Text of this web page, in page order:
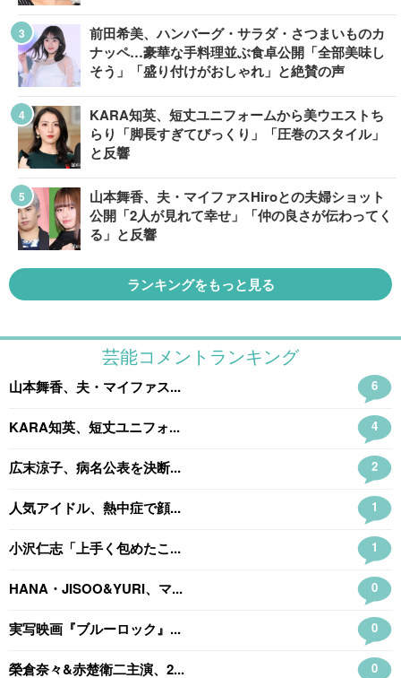
前田希美、ハンバーグ・サラダ・さつまいものカ
ナッペ…豪華な手料理並ぶ食卓公開「全部美味し
そう」「盛り付けがおしゃれ」と絶賛の声
KARA知英、短丈ユニフォームから美ウエストち
らり「脚長すぎてびっくり」「圧巻のスタイル」
と反響
山本舞香、夫・マイファスHiroとの夫婦ショット
公開「2人が見れて幸せ」「仲の良さが伝わってく
る」と反響
ランキングをもっと見る